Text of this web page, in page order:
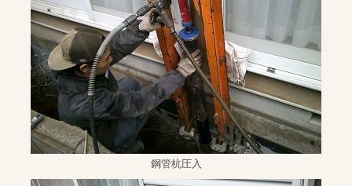
鋼管杭圧入